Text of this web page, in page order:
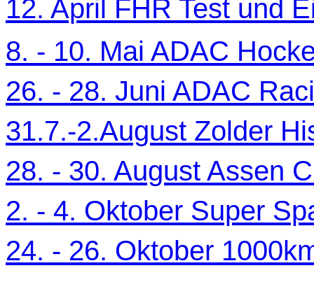
12. April FHR Test und
8. - 10. Mai ADAC
26. - 28. Juni ADAC
31.7.-2.August Zolder
28. - 30. August Assen
2. - 4. Oktober Super
24. - 26. Oktober